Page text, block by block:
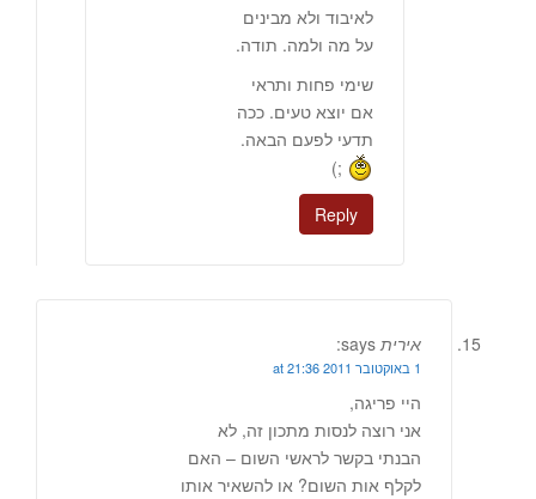
לאיבוד ולא מבינים
על מה ולמה. תודה.
שימי פחות ותראי
אם יוצא טעים. ככה
תדעי לפעם הבאה.
;)
Reply
אירית says:
1 באוקטובר 2011 at 21:36
היי פריגה,
אני רוצה לנסות מתכון זה, לא
הבנתי בקשר לראשי השום – האם
לקלף אות השום? או להשאיר אותו